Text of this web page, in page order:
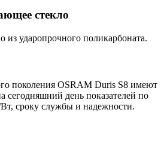
стекло
из ударопрочного поликарбоната.
поколения OSRAM Duris S8 имеют
сегодняшний день показателей по
сроку службы и надежности.